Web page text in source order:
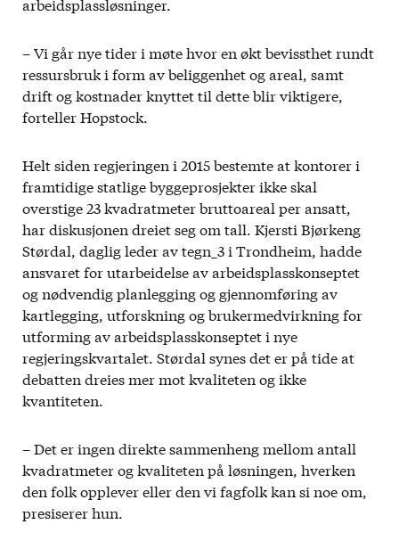
– Vi går nye tider i møte hvor en økt bevissthet rundt
ressursbruk i form av beliggenhet og areal, samt
drift og kostnader knyttet til dette blir viktigere,
forteller Hopstock.
Helt siden regjeringen i 2015 bestemte at kontorer i
framtidige statlige byggeprosjekter ikke skal
overstige 23 kvadratmeter bruttoareal per ansatt,
har diskusjonen dreiet seg om tall. Kjersti Bjørkeng
Størdal, daglig leder av tegn_3 i Trondheim, hadde
ansvaret for utarbeidelse av arbeidsplasskonseptet
og nødvendig planlegging og gjennomføring av
kartlegging, utforskning og brukermedvirkning for
utforming av arbeidsplasskonseptet i nye
regjeringskvartalet. Størdal synes det er på tide at
debatten dreies mer mot kvaliteten og ikke
kvantiteten.
– Det er ingen direkte sammenheng mellom antall
kvadratmeter og kvaliteten på løsningen, hverken
den folk opplever eller den vi fagfolk kan si noe om,
presiserer hun.